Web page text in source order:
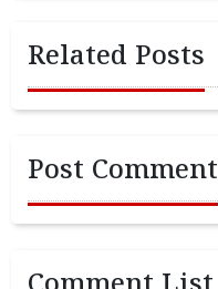
Related Posts
Post Comment